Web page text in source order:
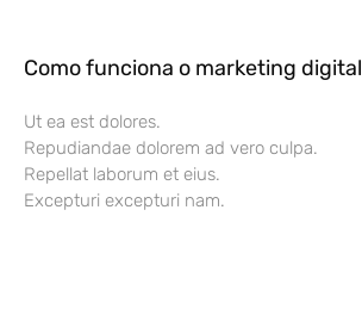
Como funciona o marketing digital
Ut ea est dolores.
Repudiandae dolorem ad vero culpa.
Repellat laborum et eius.
Excepturi excepturi nam.